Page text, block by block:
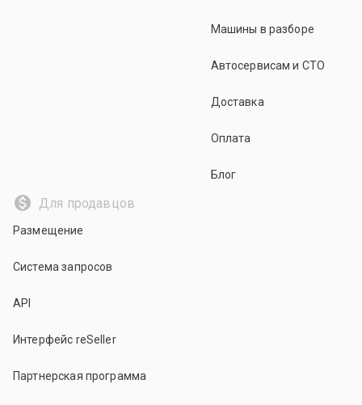
Машины в разборе
Автосервисам и СТО
Доставка
Оплата
Блог
Для продавцов
Размещение
Система запросов
API
Интерфейс reSeller
Партнерская программа